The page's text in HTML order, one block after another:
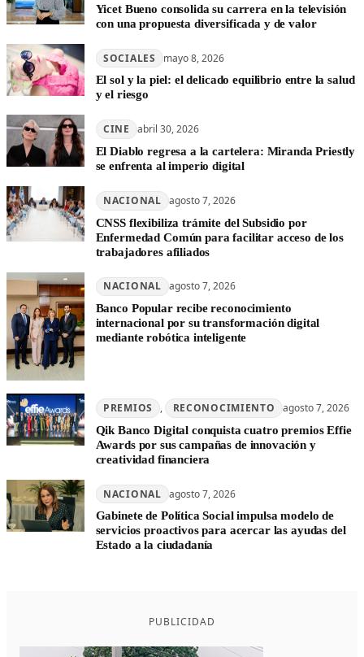
Yicet Bueno consolida su carrera en la televisión
con una propuesta diversificada y de valor
SOCIALES mayo 8, 2026
El sol y la piel: el delicado equilibrio entre la salud
y el riesgo
CINE abril 30, 2026
El Diablo regresa a la cartelera: Miranda Priestly
se enfrenta al imperio digital
NACIONAL agosto 7, 2026
CNSS flexibiliza trámite del Subsidio por
Enfermedad Común para facilitar acceso de los
trabajadores afiliados
NACIONAL agosto 7, 2026
Banco Popular recibe reconocimiento
internacional por su transformación digital
mediante robótica inteligente
PREMIOS , RECONOCIMIENTO agosto 7, 2026
Qik Banco Digital conquista cuatro premios Effie
Awards por sus campañas de innovación y
creatividad financiera
NACIONAL agosto 7, 2026
Gabinete de Política Social impulsa modelo de
servicios proactivos para acercar las ayudas del
Estado a la ciudadanía
PUBLICIDAD